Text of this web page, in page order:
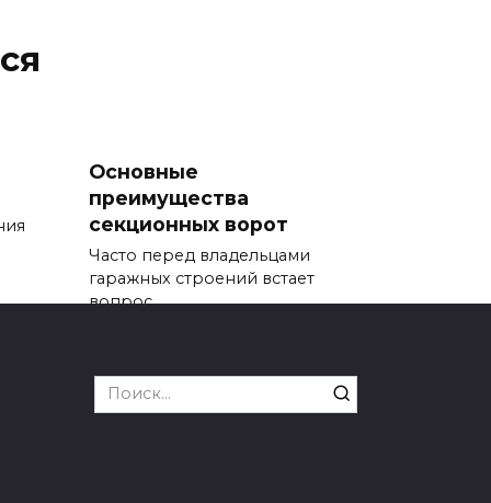
Основные
преимущества
секционных ворот
Часто перед владельцами
гаражных строений встает
вопрос
Search
for: